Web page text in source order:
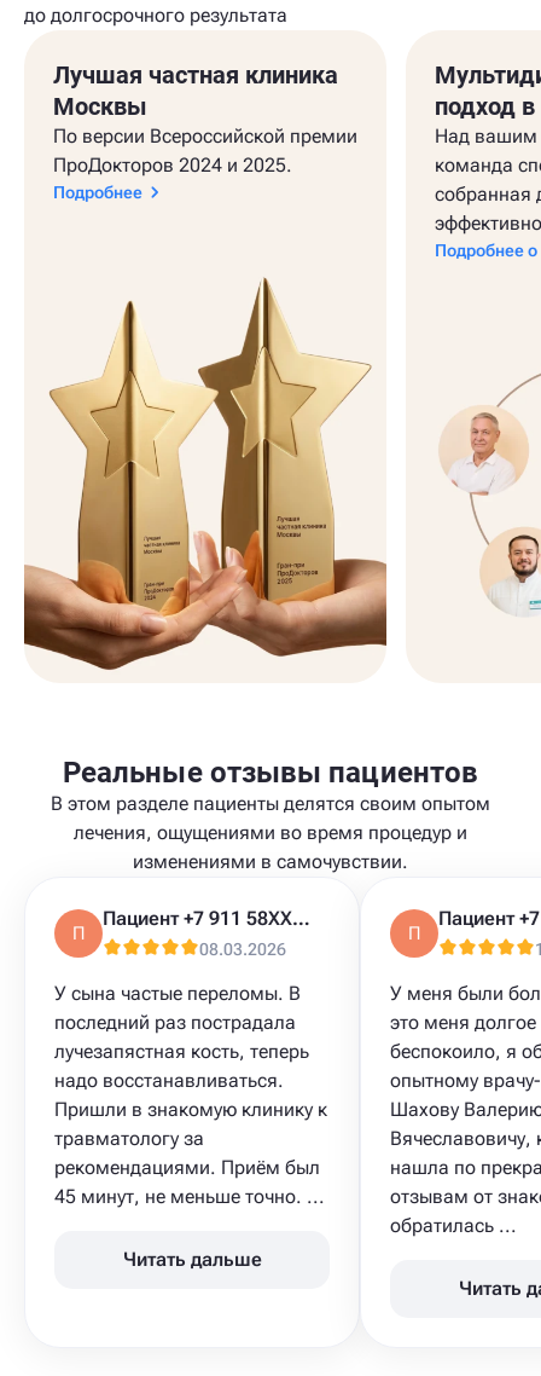
до долгосрочного результата
Лучшая частная клиника
Москвы
По версии Всероссийской премии
ПроДокторов 2024 и 2025.
Подробнее
подход
Над вашим
команда
собранная
Подробнее о
Реальные отзывы пациентов
В этом разделе пациенты делятся своим опытом
лечения, ощущениями во время процедур и
изменениями в самочувствии.
П
Пациент +7 911 58XXXXX
08.03.2026
У сына частые переломы​. В
последний раз пострадала
лучезапястная кость, теперь
надо восстанавливаться.
Пришли в знакомую клинику к
травматологу за
рекомендациями. Приём был
45 минут, не меньше точно. ...
Читать дальше
П
У меня были
это меня
беспокоило, я
опытному
Шахову
Вячеславовичу,
нашла по
отзывам от
обратилась ...
Читать